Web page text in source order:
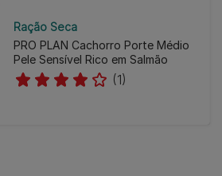
Ração Seca
PRO PLAN Cachorro Porte Médio
Pele Sensível Rico em Salmão
(1)